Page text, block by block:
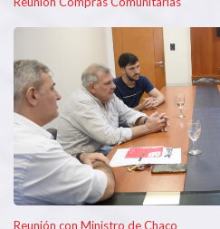
Reunión con Ministro de Chaco